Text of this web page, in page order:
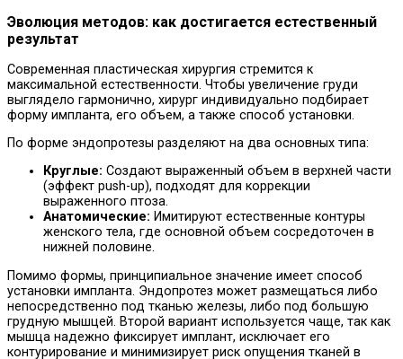
Эволюция методов: как достигается естественный
результат
Современная пластическая хирургия стремится к
максимальной естественности. Чтобы увеличение груди
выглядело гармонично, хирург индивидуально подбирает
форму импланта, его объем, а также способ установки.
По форме эндопротезы разделяют на два основных типа:
Круглые: Создают выраженный объем в верхней части
(эффект push-up), подходят для коррекции
выраженного птоза.
Анатомические: Имитируют естественные контуры
женского тела, где основной объем сосредоточен в
нижней половине.
Помимо формы, принципиальное значение имеет способ
установки импланта. Эндопротез может размещаться либо
непосредственно под тканью железы, либо под большую
грудную мышцей. Второй вариант используется чаще, так как
мышца надежно фиксирует имплант, исключает его
контурирование и минимизирует риск опущения тканей в